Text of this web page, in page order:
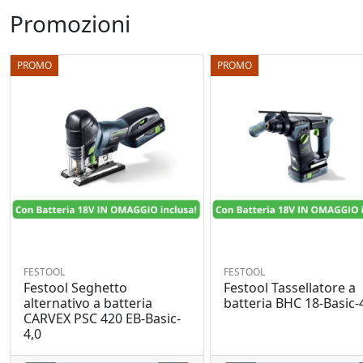
Promozioni
PROMO
FESTOOL
Festool Seghetto
alternativo a batteria
CARVEX PSC 420 EB-Basic-
4,0
PROMO
FESTOOL
Festool Tassellatore a
batteria BHC 18-Basic-